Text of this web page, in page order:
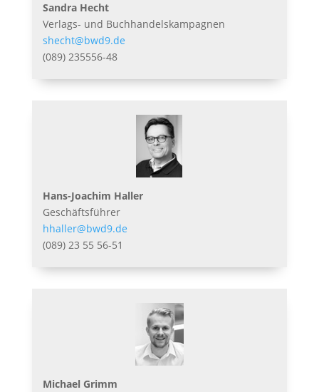
Sandra Hecht
Verlags- und Buchhandelskampagnen
shecht@bwd9.de
(089) 235556-48
Hans-Joachim Haller
Geschäftsführer
hhaller@bwd9.de
(089) 23 55 56-51
Michael Grimm